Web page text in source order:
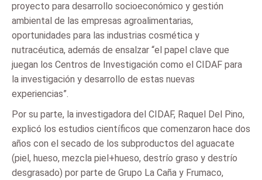
proyecto para desarrollo socioeconómico y gestión
ambiental de las empresas agroalimentarias,
oportunidades para las industrias cosmética y
nutracéutica, además de ensalzar “el papel clave que
juegan los Centros de Investigación como el CIDAF para
la investigación y desarrollo de estas nuevas
experiencias”.
Por su parte, la investigadora del CIDAF, Raquel Del Pino,
explicó los estudios científicos que comenzaron hace dos
años con el secado de los subproductos del aguacate
(piel, hueso, mezcla piel+hueso, destrío graso y destrío
desgrasado) por parte de Grupo La Caña y Frumaco,